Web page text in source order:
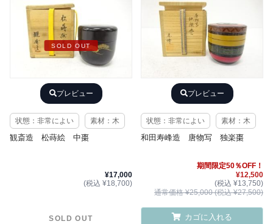
SOLD OUT
プレビュー
状態：非常によい 素材：木
観斎造 松蒔絵 中棗
¥17,000
(税込 ¥18,700)
SOLD OUT
プレビュー
状態：非常によい 素材：木
和田寿峰造 唐物写 独楽棗
期間限定50％OFF！
¥12,500
(税込 ¥13,750)
通常価格 ¥25,000 (税込 ¥27,500)
カゴに入れる